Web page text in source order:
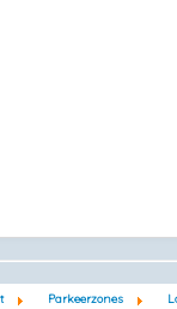
Parkeerzones